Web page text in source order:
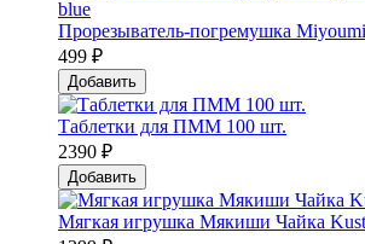
Прорезыватель-погремушка
499 ₽
Добавить
Таблетки для ПММ 100 шт.
2390 ₽
Добавить
Мягкая игрушка Мякиши Чайка